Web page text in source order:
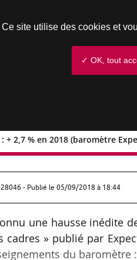
+ 2,7 % en 2018 (baromètre
: + 2,7 % en
- Publié le 05/09/2018 à 18:44
une hausse inédite
cadres » publié par
du baromètre :
Ce site utilise des cookies et
✓ OK, tout